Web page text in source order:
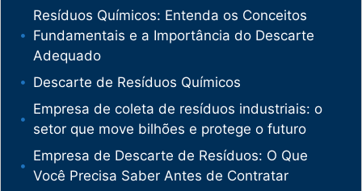
Resíduos Químicos: Entenda os Conceitos
Fundamentais e a Importância do Descarte
Adequado
Descarte de Resíduos Químicos
Empresa de coleta de resíduos industriais: o
setor que move bilhões e protege o futuro
Empresa de Descarte de Resíduos: O Que
Você Precisa Saber Antes de Contratar